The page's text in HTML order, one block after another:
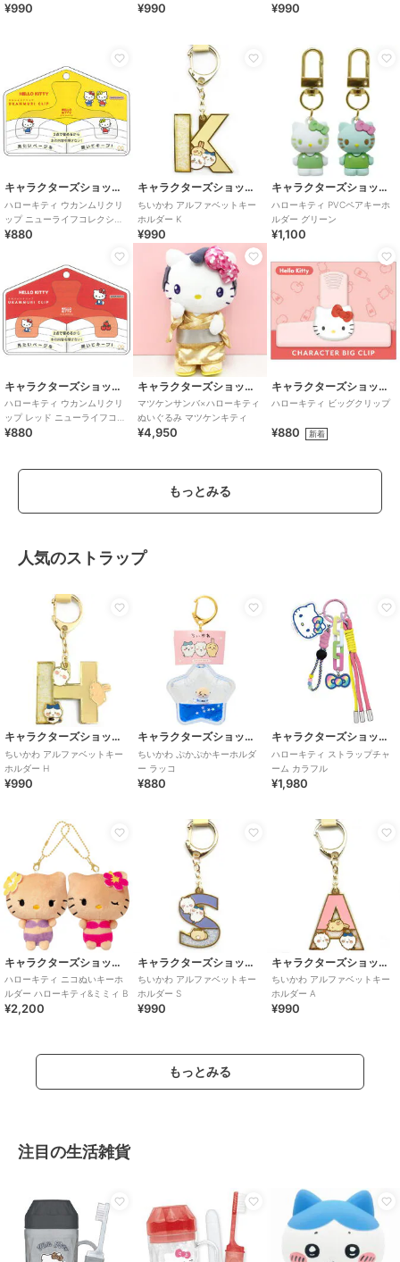
¥990 ¥990 ¥990
キャラクターズショップ ラフラフ
ハローキティ ウカンムリクリ
ップ ニューライフコレクショ
ン
¥880
キャラクターズショップ ラフラフ
ちいかわ アルファベットキー
ホルダー K
¥990
キャラクターズショップ ラフラフ
ハローキティ PVCペアキーホ
ルダー グリーン
¥1,100
キャラクターズショップ ラフラフ
ハローキティ ウカンムリクリ
ップ レッド ニューライフコレ
クション
¥880
キャラクターズショップ ラフラフ
マツケンサンバ×ハローキティ
ぬいぐるみ マツケンキティ
¥4,950
キャラクターズショップ ラフラフ
ハローキティ ビッグクリップ
¥880 新着
もっとみる
人気のストラップ
キャラクターズショップ ラフラフ
ちいかわ アルファベットキー
ホルダー H
¥990
キャラクターズショップ ラフラフ
ちいかわ ぷかぷかキーホルダ
ー ラッコ
¥880
キャラクターズショップ ラフラフ
ハローキティ ストラップチャ
ーム カラフル
¥1,980
キャラクターズショップ ラフラフ
ハローキティ ニコぬいキーホ
ルダー ハローキティ&ミミィ B
¥2,200
キャラクターズショップ ラフラフ
ちいかわ アルファベットキー
ホルダー S
¥990
キャラクターズショップ ラフラフ
ちいかわ アルファベットキー
ホルダー A
¥990
もっとみる
注目の生活雑貨